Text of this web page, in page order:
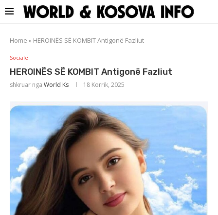
Home » HEROINËS SË KOMBIT Antigonë Fazliut
Sociale
HEROINËS SË KOMBIT Antigonë Fazliut
shkruar nga World Ks 18 Korrik, 2025